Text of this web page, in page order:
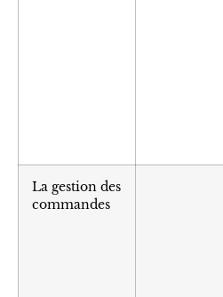
La gestion des
commandes